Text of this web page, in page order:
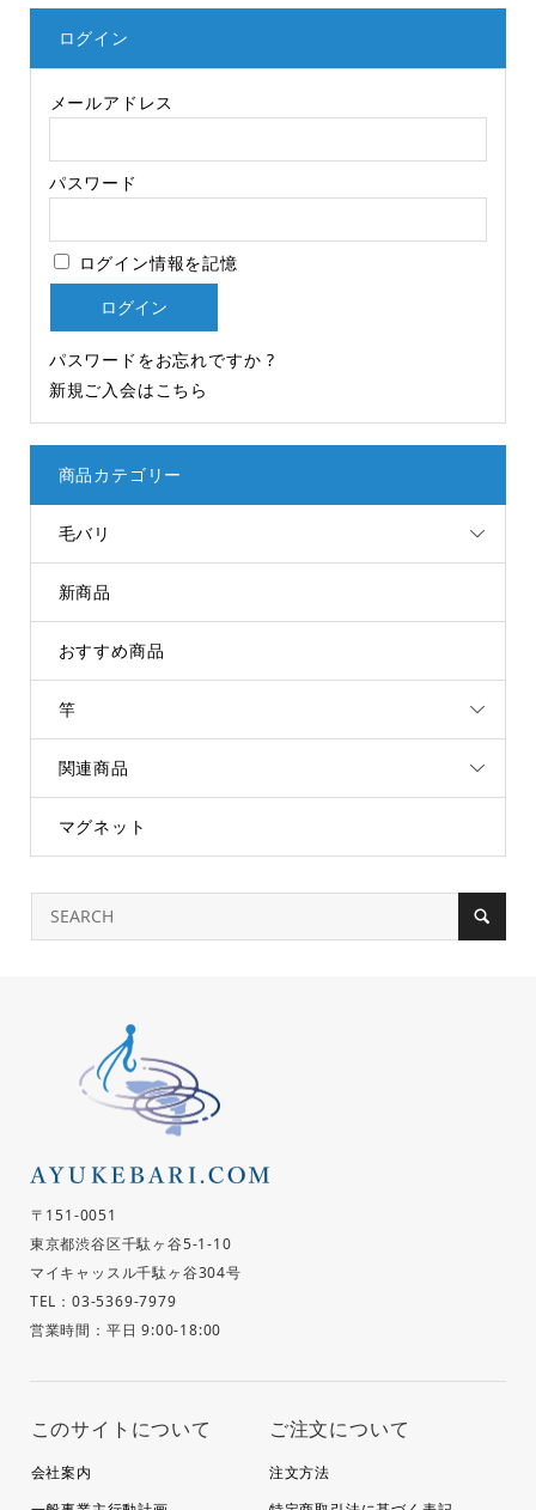
ログイン
メールアドレス
パスワード
ログイン情報を記憶
パスワードをお忘れですか ?
新規ご入会はこちら
商品カテゴリー
毛バリ
新商品
おすすめ商品
竿
関連商品
マグネット
〒151-0051
東京都渋谷区千駄ヶ谷5-1-10
マイキャッスル千駄ヶ谷304号
TEL：03-5369-7979
営業時間：平日 9:00-18:00
このサイトについて
会社案内
ご注文について
注文方法